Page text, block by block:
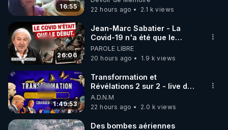
16:55
22 hours ago
2.1 k views
26:06
Jean-Marc Sabatier - La
Covid-19 n'a été que le
début - L'ARNm & l'ARNm-aa
jusqu où auront-t-il ?
PAROLE LIBRE
20 hours ago
1.9 k views
1:49:53
Transformation et
Révélations 2 sur 2 - live du
07/08/26
A.D.N.M
22 hours ago
2.0 k views
Des bombes aériennes